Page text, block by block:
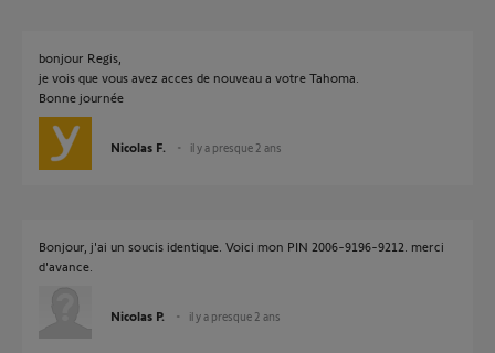
bonjour Regis,
je vois que vous avez acces de nouveau a votre Tahoma.
Bonne journée
Nicolas F. il y a presque 2 ans
Bonjour, j'ai un soucis identique. Voici mon PIN 2006-9196-9212. merci
d'avance.
Nicolas P. il y a presque 2 ans